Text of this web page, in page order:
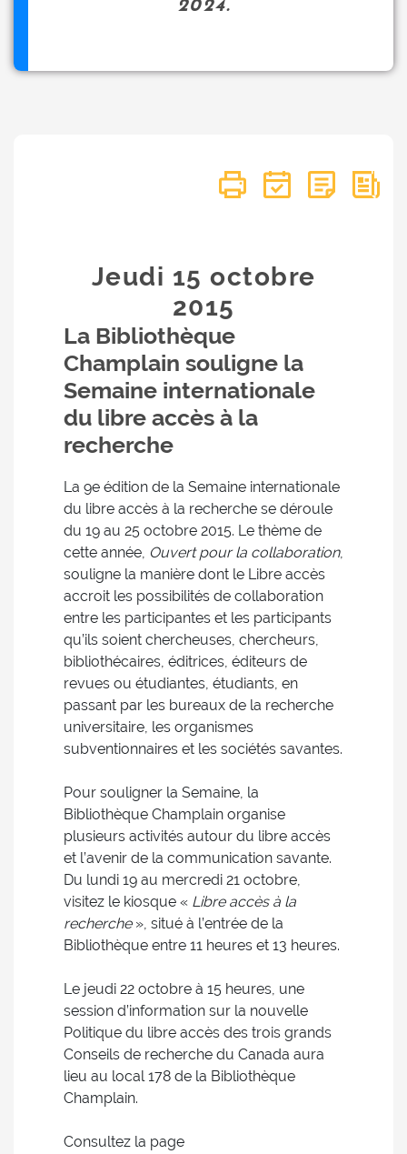
2024.
Jeudi 15 octobre
2015
La Bibliothèque
Champlain souligne la
Semaine internationale
du libre accès à la
recherche
La 9e édition de la Semaine internationale
du libre accès à la recherche se déroule
du 19 au 25 octobre 2015. Le thème de
cette année, Ouvert pour la collaboration,
souligne la manière dont le Libre accès
accroit les possibilités de collaboration
entre les participantes et les participants
qu’ils soient chercheuses, chercheurs,
bibliothécaires, éditrices, éditeurs de
revues ou étudiantes, étudiants, en
passant par les bureaux de la recherche
universitaire, les organismes
subventionnaires et les sociétés savantes.
Pour souligner la Semaine, la
Bibliothèque Champlain organise
plusieurs activités autour du libre accès
et l’avenir de la communication savante.
Du lundi 19 au mercredi 21 octobre,
visitez le kiosque « Libre accès à la
recherche », situé à l’entrée de la
Bibliothèque entre 11 heures et 13 heures.
Le jeudi 22 octobre à 15 heures, une
session d’information sur la nouvelle
Politique du libre accès des trois grands
Conseils de recherche du Canada aura
lieu au local 178 de la Bibliothèque
Champlain.
Consultez la page